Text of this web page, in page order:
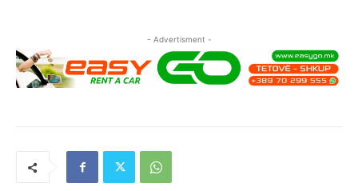
- Advertisment -